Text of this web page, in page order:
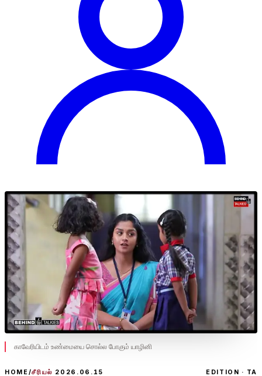
காவேரியிடம் உண்மையை சொல்ல போகும் யாழினி
HOME/சீரியல் 2026.06.15 EDITION · TA